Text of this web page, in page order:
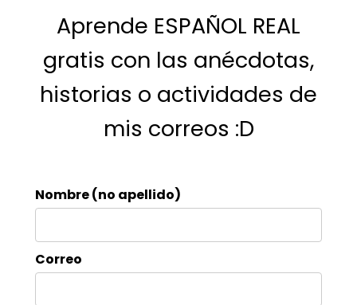
Aprende ESPAÑOL REAL
gratis con las anécdotas,
historias o actividades de
mis correos :D
Nombre (no apellido)
Correo